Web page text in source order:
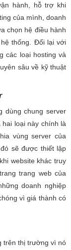
hành, hỗ trợ khi
của mình, doanh
chọn hệ điều hành
thống. Đổi lại với
các loại hosting và
sâu về kỹ thuật
dùng chung server
loại này chính là
vùng server của
sẽ được thiết lập
website khác truy
trang web của
doanh nghiệp
vì giá thành có
trên thị trường vì nó